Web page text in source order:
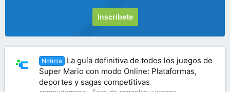
Inscríbete
Noticia
La guía definitiva de todos los juegos de
Super Mario con modo Online: Plataformas,
deportes y sagas competitivas